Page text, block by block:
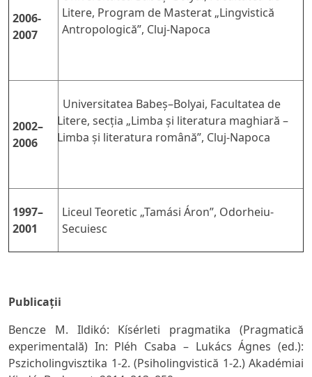
2006-
2007
Litere, Program de Masterat „Lingvistică
Antropologică”, Cluj-Napoca
2002–
2006
Universitatea Babeş–Bolyai, Facultatea de
Litere, secţia „Limba și literatura maghiară –
Limba și literatura română”, Cluj-Napoca
1997–
2001
Liceul Teoretic „Tamási Áron”, Odorheiu-
Secuiesc
Publicații
Bencze M. Ildikó: Kísérleti pragmatika (Pragmatică
experimentală) In: Pléh Csaba – Lukács Ágnes (ed.):
Pszicholingvisztika 1-2. (Psiholingvistică 1-2.) Akadémiai